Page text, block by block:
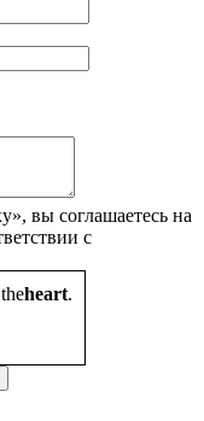
вы соглашаетесь на
с
heart.